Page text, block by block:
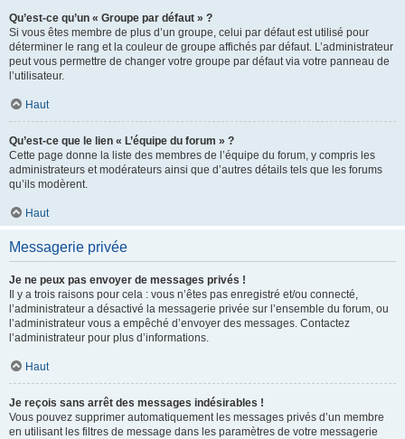
Qu’est-ce qu’un « Groupe par défaut » ?
Si vous êtes membre de plus d’un groupe, celui par défaut est utilisé pour
déterminer le rang et la couleur de groupe affichés par défaut. L’administrateur
peut vous permettre de changer votre groupe par défaut via votre panneau de
l’utilisateur.
Haut
Qu’est-ce que le lien « L’équipe du forum » ?
Cette page donne la liste des membres de l’équipe du forum, y compris les
administrateurs et modérateurs ainsi que d’autres détails tels que les forums
qu’ils modèrent.
Haut
Messagerie privée
Je ne peux pas envoyer de messages privés !
Il y a trois raisons pour cela : vous n’êtes pas enregistré et/ou connecté,
l’administrateur a désactivé la messagerie privée sur l’ensemble du forum, ou
l’administrateur vous a empêché d’envoyer des messages. Contactez
l’administrateur pour plus d’informations.
Haut
Je reçois sans arrêt des messages indésirables !
Vous pouvez supprimer automatiquement les messages privés d’un membre
en utilisant les filtres de message dans les paramètres de votre messagerie